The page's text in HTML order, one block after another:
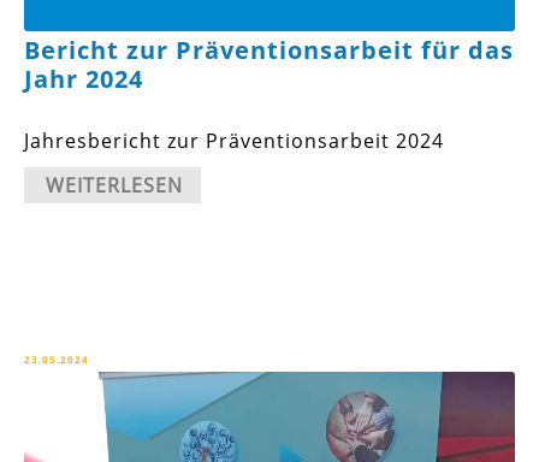
Bericht zur Präventionsarbeit für das
Jahr 2024
Jahresbericht zur Präventionsarbeit 2024
WEITERLESEN
23.05.2024